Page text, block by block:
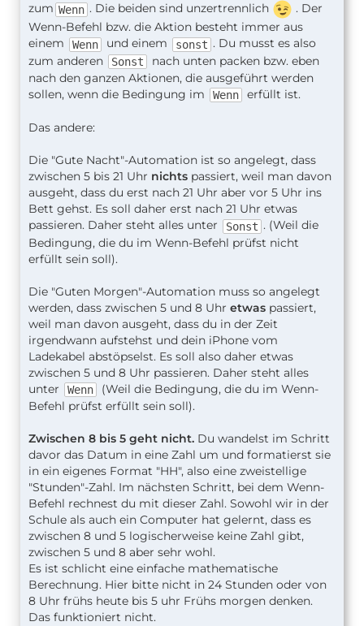
zum Wenn . Die beiden sind unzertrennlich
. Der
Wenn-Befehl bzw. die Aktion besteht immer aus
einem
Wenn und einem sonst . Du musst es also
zum anderen
Sonst
nach unten packen bzw. eben
nach den ganzen Aktionen, die ausgeführt werden
sollen, wenn die Bedingung im
Wenn erfüllt ist.
Das andere:
Die "Gute Nacht"-Automation ist so angelegt, dass
zwischen 5 bis 21 Uhr nichts passiert, weil man davon
ausgeht, dass du erst nach 21 Uhr aber vor 5 Uhr ins
Bett gehst. Es soll daher erst nach 21 Uhr etwas
passieren. Daher steht alles unter
Sonst . (Weil die
Bedingung, die du im Wenn-Befehl prüfst nicht
erfüllt sein soll).
Die "Guten Morgen"-Automation muss so angelegt
werden, dass zwischen 5 und 8 Uhr etwas passiert,
weil man davon ausgeht, dass du in der Zeit
irgendwann aufstehst und dein iPhone vom
Ladekabel abstöpselst. Es soll also daher etwas
zwischen 5 und 8 Uhr passieren. Daher steht alles
unter
Wenn
(Weil die Bedingung, die du im Wenn-
Befehl prüfst erfüllt sein soll).
Zwischen 8 bis 5 geht nicht. Du wandelst im Schritt
davor das Datum in eine Zahl um und formatierst sie
in ein eigenes Format "HH", also eine zweistellige
"Stunden"-Zahl. Im nächsten Schritt, bei dem Wenn-
Befehl rechnest du mit dieser Zahl. Sowohl wir in der
Schule als auch ein Computer hat gelernt, dass es
zwischen 8 und 5 logischerweise keine Zahl gibt,
zwischen 5 und 8 aber sehr wohl.
Es ist schlicht eine einfache mathematische
Berechnung. Hier bitte nicht in 24 Stunden oder von
8 Uhr frühs heute bis 5 uhr Frühs morgen denken.
Das funktioniert nicht.